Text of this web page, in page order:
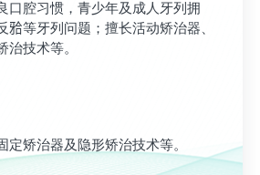
口腔习惯，青少年及成人牙列拥
𬌗等牙列问题；擅长活动矫治器、
治技术等。
定矫治器及隐形矫治技术等。